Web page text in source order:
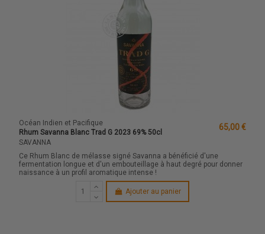
Océan Indien et Pacifique
Rhum Savanna Blanc Trad G 2023 69% 50cl
SAVANNA
65,00 €
Ce Rhum Blanc de mélasse signé Savanna a bénéficié d'une
fermentation longue et d'un embouteillage à haut degré pour donner
naissance à un profil aromatique intense !
Ajouter au panier